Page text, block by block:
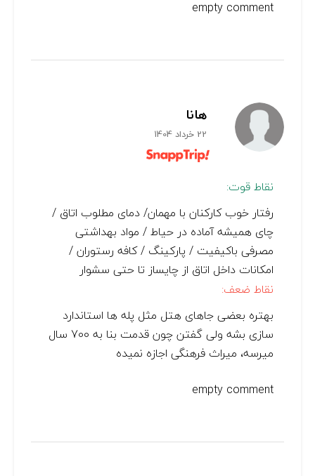
empty comment
هانا
22 خرداد 1404
نقاط قوت:
رفتار خوب کارکنان با مهمان/ دمای مطلوب اتاق /
چای همیشه آماده در حیاط / مواد بهداشتی
مصرفی باکیفیت / پارکینگ / کافه رستوران /
امکانات داخل اتاق از چایساز تا حتی سشوار
نقاط ضعف:
بهتره بعضی جاهای هتل مثل پله ها استاندارد
سازی بشه ولی گفتن چون قدمت بنا به 700 سال
میرسه، میراث فرهنگی اجازه نمیده
empty comment